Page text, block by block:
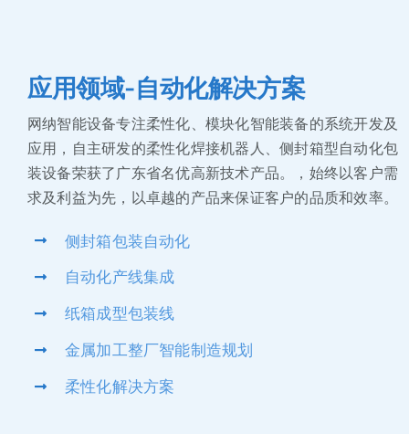
应用领域-自动化解决方案
网纳智能设备专注柔性化、模块化智能装备的系统开发及
应用，自主研发的柔性化焊接机器人、侧封箱型自动化包
装设备荣获了广东省名优高新技术产品。，始终以客户需
求及利益为先，以卓越的产品来保证客户的品质和效率。
侧封箱包装自动化
自动化产线集成
纸箱成型包装线
金属加工整厂智能制造规划
柔性化解决方案